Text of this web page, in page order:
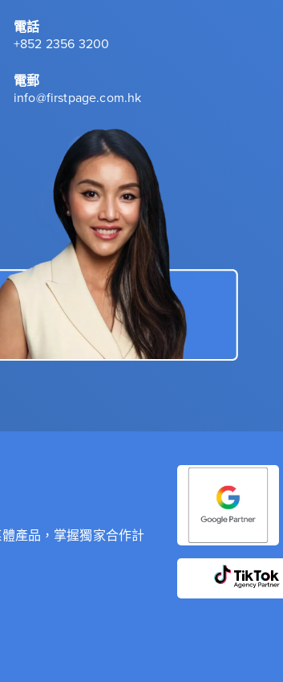
電話
+852 2356 3200
電郵
info@firstpage.com.hk
產品，掌握獨家合作計